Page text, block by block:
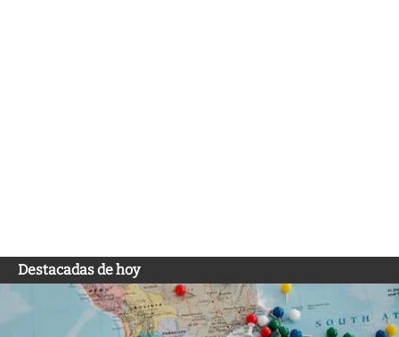
Destacadas de hoy